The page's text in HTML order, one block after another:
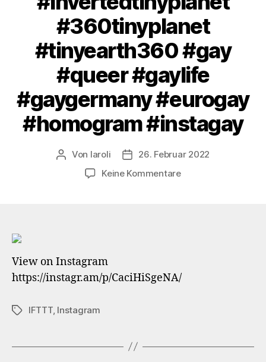
#360tinyplanet
#tinyearth360 #gay
#queer #gaylife
#gaygermany #eurogay
#homogram #instagay
Beitragsautor
Von laroli Veröffentlichungsdatum
26. Februar 2022
Keine Kommentarezu
#dus
View on Instagram
https://instagr.am/p/CaciHiSgeNA/
Schlagwörter
IFTTT, Instagram